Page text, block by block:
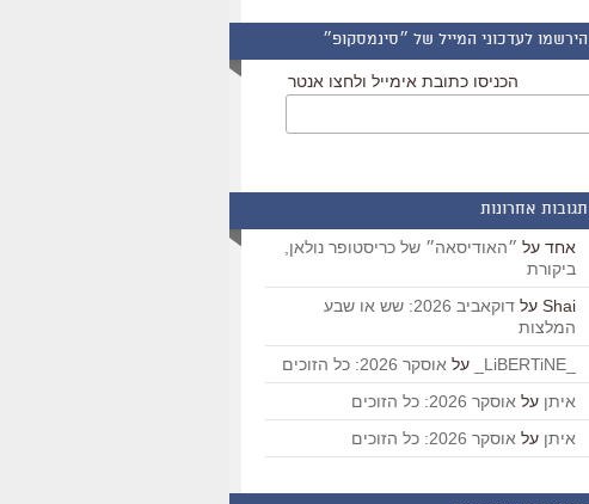
הירשמו לעדכוני המייל של ״סינמסקופ״
הכניסו כתובת אימייל ולחצו אנטר
תגובות אחרונות
אחד על ״האודיסאה״ של כריסטופר נולאן,
ביקורת
Shai על
דוקאביב 2026: שש או שבע
המלצות
על אוסקר 2026: כל הזוכים
איתן על אוסקר 2026: כל הזוכים
איתן על אוסקר 2026: כל הזוכים